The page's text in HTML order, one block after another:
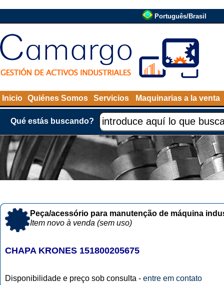
Português/Brasil
Inicio Quiénes Somos Servicios Maquinarias a la venta
Qué estás buscando?
Peça/acessório para manutenção de máquina
Item novo à venda (sem uso)
CHAPA KRONES 151800205675
Disponibilidade e preço sob consulta - entre em contato